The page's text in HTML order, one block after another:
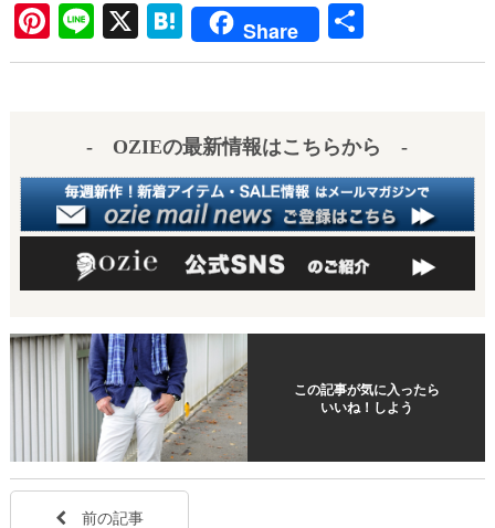
Pi
nt
Li
ne
X
H
at
a
Share
有
- OZIEの最新情報はこちらから -
この記事が気に入ったら
いいね！しよう
前の記事